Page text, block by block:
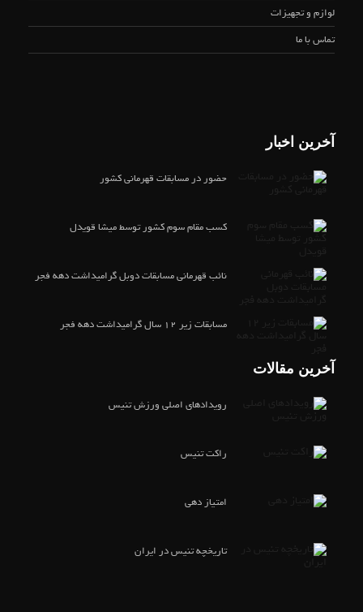
لوازم و تجهیزات
تماس با ما
آخرین اخبار
حضور در مسابقات قهرمانی کشور
کسب مقام سوم کشور توسط میشا قویدل
نائب قهرمانی مسابقات دوبل گرامیداشت دهه فجر
مسابقات زیر ۱۲ سال گرامیداشت دهه فجر
آخرین مقالات
رویدادهای اصلی ورزش تنیس
راکت تنیس
امتیاز دهی
تاریخچه تنیس در ایران